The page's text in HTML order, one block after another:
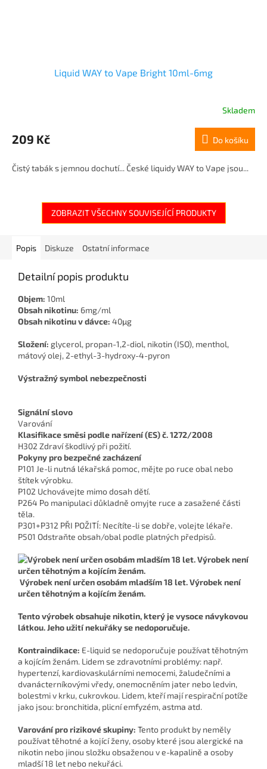
Liquid WAY to Vape Bright 10ml-6mg
Skladem
209 Kč Do košíku
Čistý tabák s jemnou dochutí... České liquidy WAY to Vape jsou...
ZOBRAZIT VŠECHNY SOUVISEJÍCÍ PRODUKTY
Popis Diskuze Ostatní informace
Detailní popis produktu
Objem: 10ml
Obsah nikotinu: 6mg/ml
Obsah nikotinu v dávce: 40μg
Složení: glycerol, propan-1,2-diol, nikotin (ISO), menthol,
mátový olej, 2-ethyl-3-hydroxy-4-pyron
Výstražný symbol nebezpečnosti
Signální slovo
Varování
Klasifikace směsi podle nařízení (ES) č. 1272/2008
H302 Zdraví škodlivý při požití.
Pokyny pro bezpečné zacházení
P101 Je-li nutná lékařská pomoc, mějte po ruce obal nebo
štítek výrobku.
P102 Uchovávejte mimo dosah dětí.
P264 Po manipulaci důkladně omyjte ruce a zasažené části
těla.
P301+P312 PŘI POŽITÍ: Necítíte-li se dobře, volejte lékaře.
P501 Odstraňte obsah/obal podle platných předpisů.
Výrobek není určen osobám mladším 18 let. Výrobek není
určen těhotným a kojícím ženám.
Tento výrobek obsahuje nikotin, který je vysoce návykovou
látkou. Jeho užití nekuřáky se nedoporučuje.
Kontraindikace: E-liquid se nedoporučuje používat těhotným
a kojícím ženám. Lidem se zdravotními problémy: např.
hypertenzí, kardiovaskulárními nemocemi, žaludečními a
dvanácterníkovými vředy, onemocněním jater nebo ledvin,
bolestmi v krku, cukrovkou. Lidem, kteří mají respirační potíže
jako jsou: bronchitida, plicní emfyzém, astma atd.
Varování pro rizikové skupiny: Tento produkt by neměly
používat těhotné a kojící ženy, osoby které jsou alergické na
nikotin nebo jinou složku obsaženou v e-kapalině a osoby
mladší 18 let nebo nekuřáci.